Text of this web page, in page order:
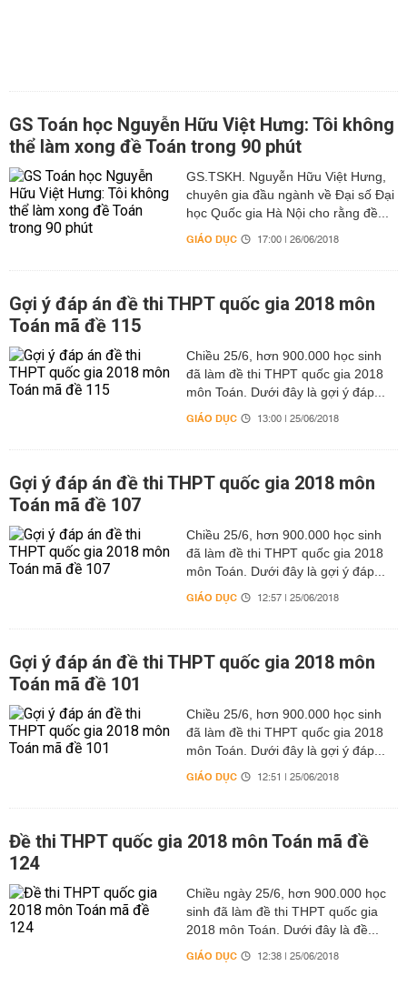
GS Toán học Nguyễn Hữu Việt Hưng: Tôi không
thể làm xong đề Toán trong 90 phút
GS.TSKH. Nguyễn Hữu Việt Hưng,
chuyên gia đầu ngành về Đại số Đại
học Quốc gia Hà Nội cho rằng đề...
GIÁO DỤC 17:00 | 26/06/2018
Gợi ý đáp án đề thi THPT quốc gia 2018 môn
Toán mã đề 115
Chiều 25/6, hơn 900.000 học sinh
đã làm đề thi THPT quốc gia 2018
môn Toán. Dưới đây là gợi ý đáp...
GIÁO DỤC 13:00 | 25/06/2018
Gợi ý đáp án đề thi THPT quốc gia 2018 môn
Toán mã đề 107
Chiều 25/6, hơn 900.000 học sinh
đã làm đề thi THPT quốc gia 2018
môn Toán. Dưới đây là gợi ý đáp...
GIÁO DỤC 12:57 | 25/06/2018
Gợi ý đáp án đề thi THPT quốc gia 2018 môn
Toán mã đề 101
Chiều 25/6, hơn 900.000 học sinh
đã làm đề thi THPT quốc gia 2018
môn Toán. Dưới đây là gợi ý đáp...
GIÁO DỤC 12:51 | 25/06/2018
Đề thi THPT quốc gia 2018 môn Toán mã đề
124
Chiều ngày 25/6, hơn 900.000 học
sinh đã làm đề thi THPT quốc gia
2018 môn Toán. Dưới đây là đề...
GIÁO DỤC 12:38 | 25/06/2018